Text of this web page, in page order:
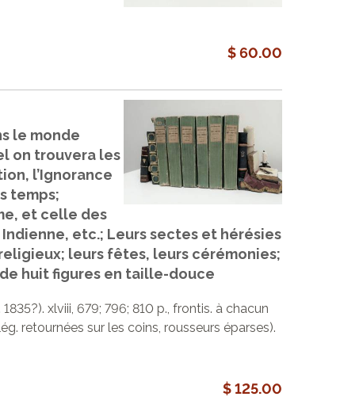
$ 60.00
le monde
on trouvera les
l’Ignorance
temps;
et celle des
etc.; Leurs sectes et hérésies
leurs fêtes, leurs cérémonies;
huit figures en taille-douce
xlviii, 679; 796; 810 p., frontis. à chacun
retournées sur les coins, rousseurs éparses).
$ 125.00